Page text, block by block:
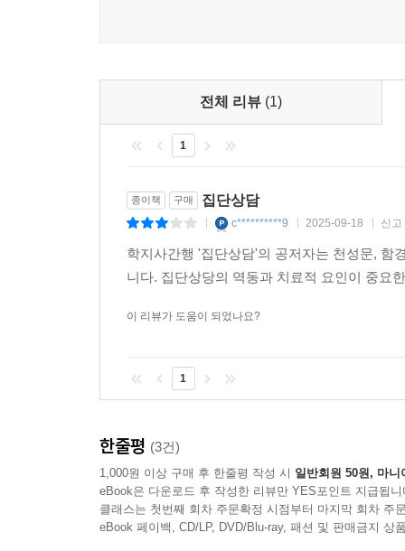
제3부 집단상담 이론과 기법
제7장 집단상담 이론 I
2. 인간중심 집단상담
3. 인지행동 집단상담
제8장 집단상담 이론 II
2. 현실치료 집단상담
제9장 집단상담 기법
2. 집단상담 기법의 분류
3. 집단상담 기법
4. 집단원의 문제행동을 다루기 위한 기법
제4부 집단상담 실제
전체 리뷰 (1)
1
종이책 구매 집단상담
c**********9 2025-09-18 신고
학지사간행 '집단상담'의 공저자는 천성문, 함
니다. 집단상당의 역동과 치료적 요인이 중요
이 리뷰가 도움이 되었나요?
1
한줄평 (3건)
1,000원 이상 구매 후 한줄평 작성 시 일반회원 50원, 마니
eBook은 다운로드 후 작성한 리뷰만 YES포인트 지급됩니
클래스는 첫번째 회차 주문확정 시점부터 마지막 회차 주
eBook 페이백, CD/LP, DVD/Blu-ray, 패션 및 판매금지 상